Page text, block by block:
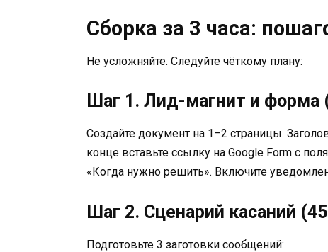
Сборка за 3 часа:
Не усложняйте. Следуйте чёткому плану:
Шаг 1. Лид-магнит и форма
Создайте документ на 1–2 страницы.
конце вставьте ссылку на Google Form с
«Когда нужно решить». Включите
Шаг 2. Сценарий касаний
Подготовьте 3 заготовки сообщений: